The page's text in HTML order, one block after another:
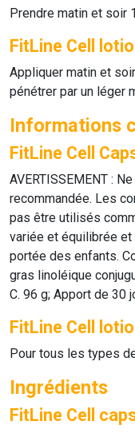
Prendre matin et soir
FitLine Cell
Appliquer matin et
pénétrer par un léger
Informations
FitLine Cell
AVERTISSEMENT :
recommandée. Les
pas être utilisés
variée et équilibrée et
portée des enfants.
gras linoléique
C. 96 g; Apport de 30
FitLine Cell
Pour tous les types
Ingrédients
FitLine Cell